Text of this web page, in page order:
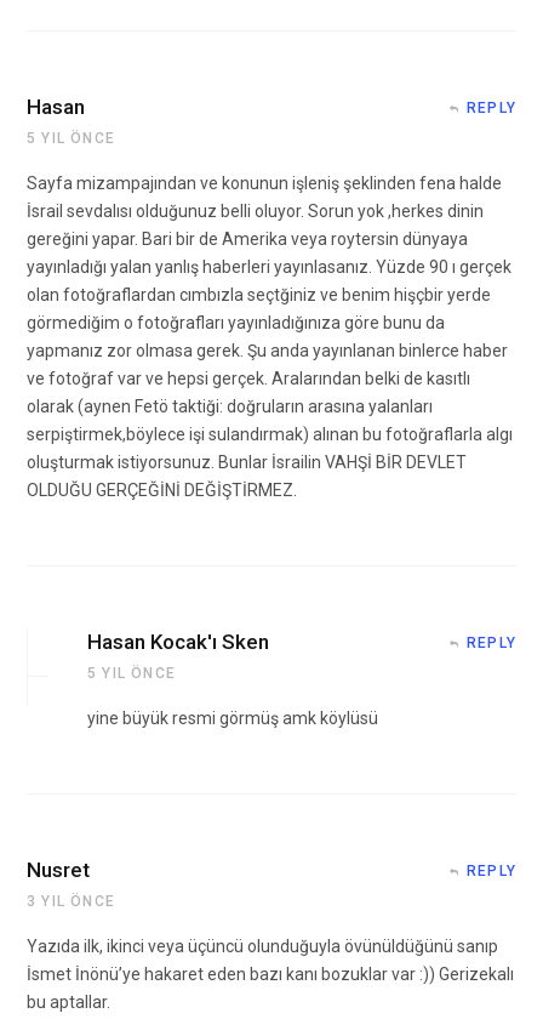
Hasan
5 YIL ÖNCE
REPLY
Sayfa mizampajından ve konunun işleniş şeklinden fena halde
İsrail sevdalısı olduğunuz belli oluyor. Sorun yok ,herkes dinin
gereğini yapar. Bari bir de Amerika veya roytersin dünyaya
yayınladığı yalan yanlış haberleri yayınlasanız. Yüzde 90 ı gerçek
olan fotoğraflardan cımbızla seçtğiniz ve benim hişçbir yerde
görmediğim o fotoğrafları yayınladığınıza göre bunu da
yapmanız zor olmasa gerek. Şu anda yayınlanan binlerce haber
ve fotoğraf var ve hepsi gerçek. Aralarından belki de kasıtlı
olarak (aynen Fetö taktiği: doğruların arasına yalanları
serpiştirmek,böylece işi sulandırmak) alınan bu fotoğraflarla algı
oluşturmak istiyorsunuz. Bunlar İsrailin VAHŞİ BİR DEVLET
OLDUĞU GERÇEĞİNİ DEĞİŞTİRMEZ.
Hasan Kocak'ı Sken
5 YIL ÖNCE
REPLY
yine büyük resmi görmüş amk köylüsü
Nusret
3 YIL ÖNCE
REPLY
Yazıda ilk, ikinci veya üçüncü olunduğuyla övünüldüğünü sanıp
İsmet İnönü’ye hakaret eden bazı kanı bozuklar var :)) Gerizekalı
bu aptallar.